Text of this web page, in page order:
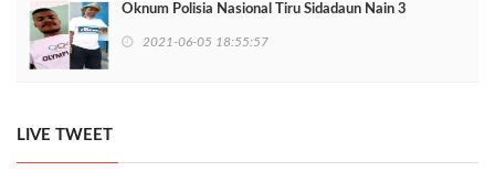
Oknum Polisia Nasional Tiru Sidadaun Nain 3
2021-06-05 18:55:57
LIVE TWEET